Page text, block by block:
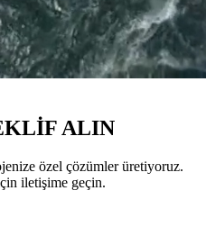
ALIN
özel çözümler üretiyoruz.
iletişime geçin.